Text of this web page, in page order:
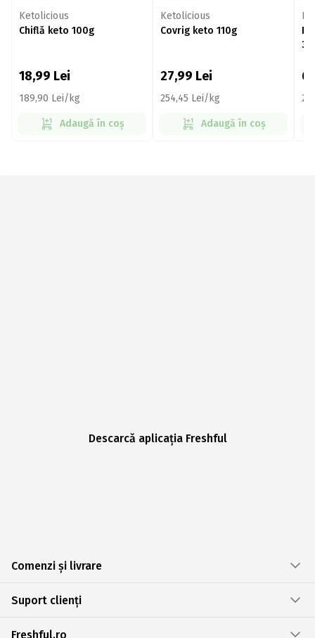
Ketolicious
Chiflă keto 100g
18,99 Lei
189,90 Lei/kg
Adaugă în coș
Ketolicious
Covrig keto 110g
27,99 Lei
254,45 Lei/kg
Adaugă în coș
Descarcă aplicația Freshful
Comenzi și livrare
Suport clienți
Freshful.ro